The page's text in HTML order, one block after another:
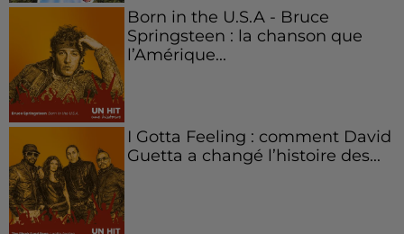
Born in the U.S.A - Bruce
Springsteen : la chanson que
l’Amérique...
I Gotta Feeling : comment David
Guetta a changé l’histoire des...